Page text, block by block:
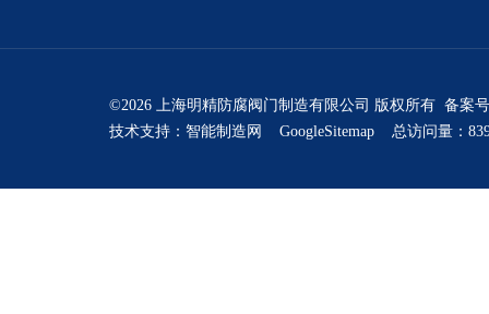
©2026 上海明精防腐阀门制造有限公司 版权所有 备案
技术支持： 智能制造网 GoogleSitemap 总访问量：